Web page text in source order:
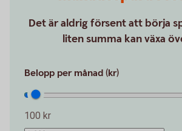
Det är aldrig försent att börja
liten summa kan växa
Belopp per månad (kr)
100 kr